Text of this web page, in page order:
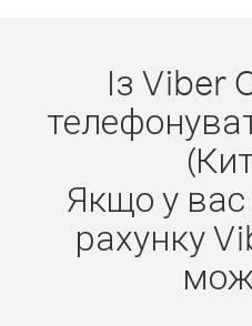
Із Viber
Якщо у
рахунку